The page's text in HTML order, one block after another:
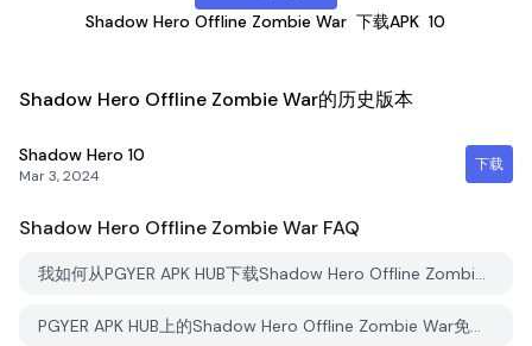
Shadow Hero Offline Zombie War 下载APK 10
Shadow Hero Offline Zombie War的历史版本
Shadow Hero 10
Mar 3, 2024
下载
Shadow Hero Offline Zombie War FAQ
我如何从PGYER APK HUB下载Shadow Hero Offline Zombie War？
PGYER APK HUB上的Shadow Hero Offline Zombie War免费下载吗？